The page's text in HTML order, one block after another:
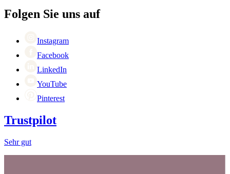
Karriere
Black Friday
Cyber Monday
Folgen Sie uns auf
Instagram
Facebook
LinkedIn
YouTube
Pinterest
Trustpilot
Sehr gut